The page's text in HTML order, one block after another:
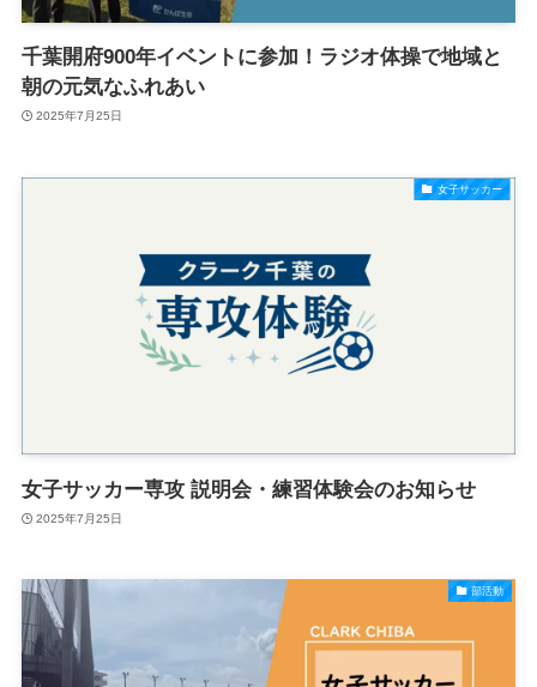
千葉開府900年イベントに参加！ラジオ体操で地域と
朝の元気なふれあい
2025年7月25日
女子サッカー
女子サッカー専攻 説明会・練習体験会のお知らせ
2025年7月25日
部活動